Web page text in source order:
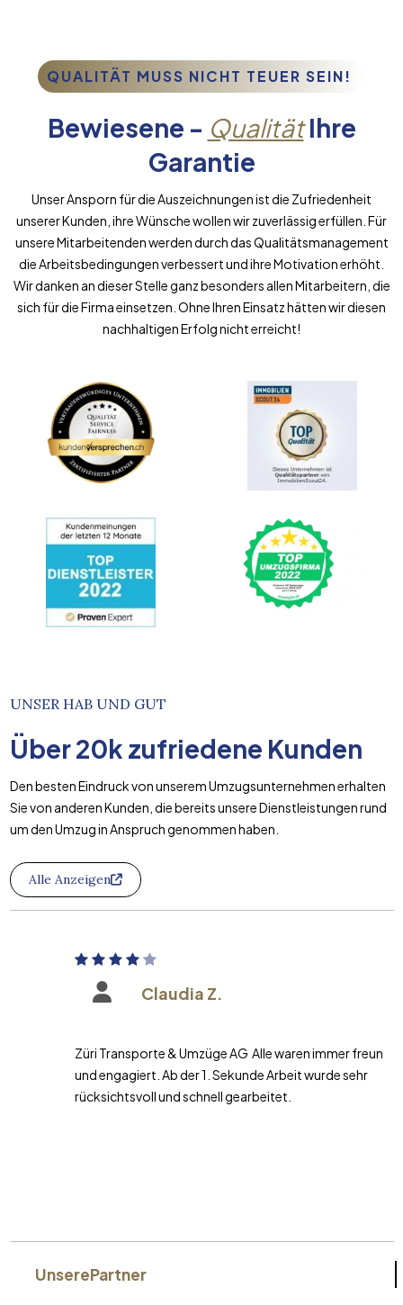
QUALITÄT MUSS NICHT TEUER SEIN!
Bewiesene - QualitätIhre
Garantie
Unser Ansporn für die Auszeichnungen ist die Zufriedenheit
unserer Kunden, ihre Wünsche wollen wir zuverlässig erfüllen. Für
unsere Mitarbeitenden werden durch das Qualitätsmanagement
die Arbeitsbedingungen verbessert und ihre Motivation erhöht.
Wir danken an dieser Stelle ganz besonders allen Mitarbeitern, die
sich für die Firma einsetzen. Ohne Ihren Einsatz hätten wir diesen
nachhaltigen Erfolg nicht erreicht!
UNSER HAB UND GUT
Über20k zufriedene Kunden
Den besten Eindruck von unserem Umzugsunternehmen erhalten
Sie von anderen Kunden, die bereits unsere Dienstleistungen rund
um den Umzug in Anspruch genommen haben.
Alle Anzeigen
Claudia Z.
Züri Transporte & Umzüge AG Alle waren immer freundlich
und engagiert. Ab der 1. Sekunde Arbeit wurde sehr
rücksichtsvoll und schnell gearbeitet.
UnserePartner